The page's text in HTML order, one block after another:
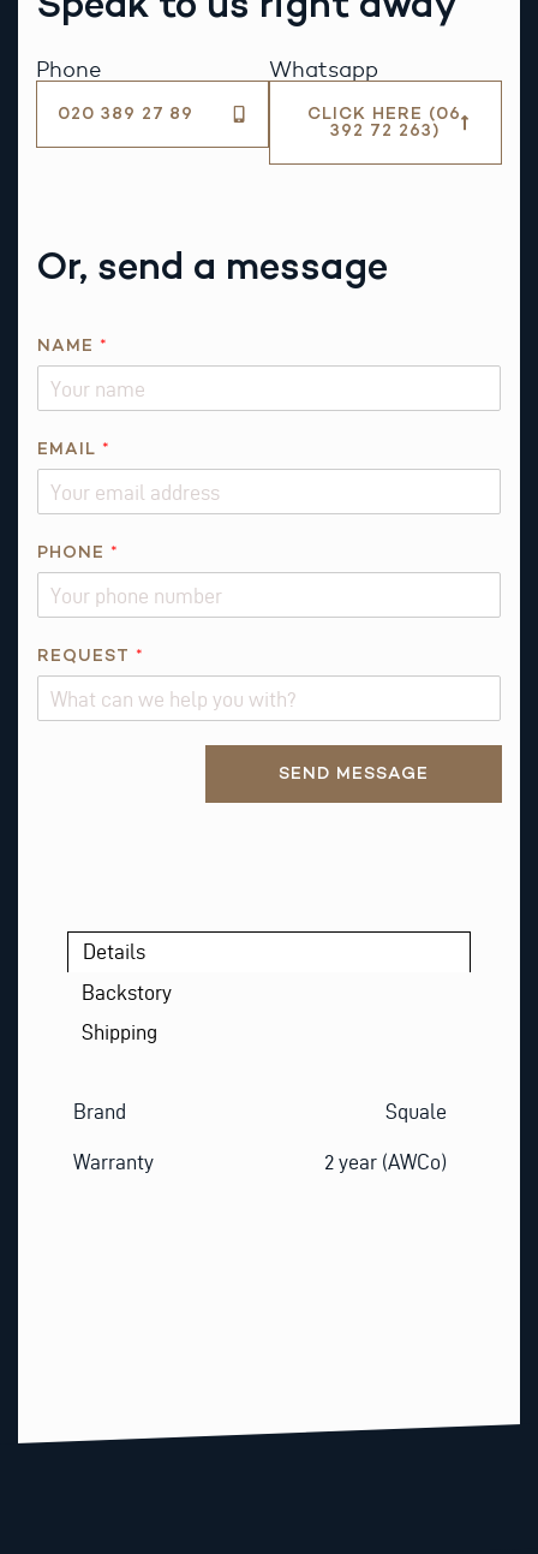
Phone
020 389 27 89
Whatsapp
CLICK HERE (06
392 72 263)
Or, send a message
NAME *
EMAIL *
PHONE *
*
REQUEST *
SEND MESSAGE
Details
Backstory
Shipping
Brand Squale
Warranty 2 year (AWCo)